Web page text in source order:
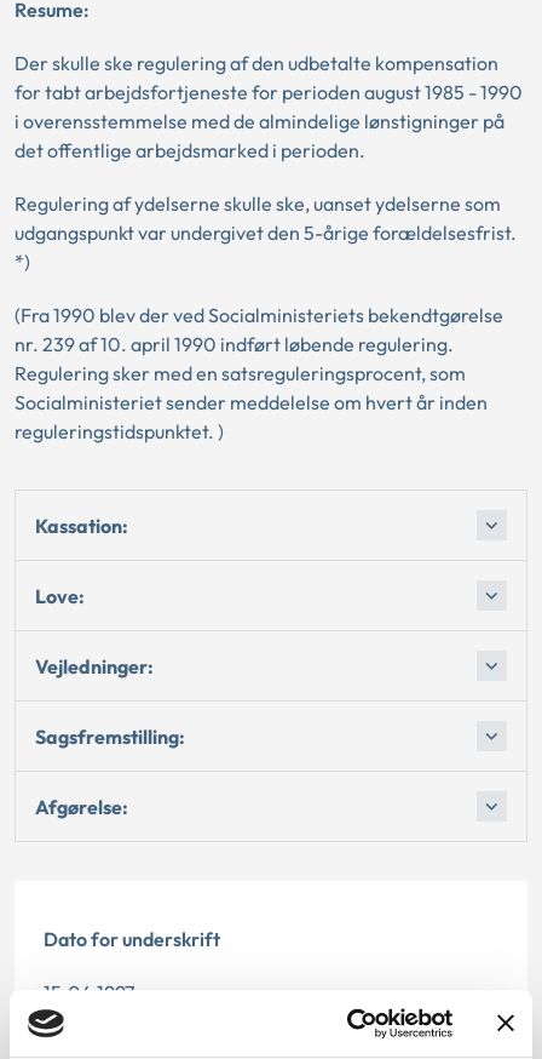
Resume:
Der skulle ske regulering af den udbetalte kompensation
for tabt arbejdsfortjeneste for perioden august 1985 - 1990
i overensstemmelse med de almindelige lønstigninger på
det offentlige arbejdsmarked i perioden.
Regulering af ydelserne skulle ske, uanset ydelserne som
udgangspunkt var undergivet den 5-årige forældelsesfrist.
*)
(Fra 1990 blev der ved Socialministeriets bekendtgørelse
nr. 239 af 10. april 1990 indført løbende regulering.
Regulering sker med en satsreguleringsprocent, som
Socialministeriet sender meddelelse om hvert år inden
reguleringstidspunktet. )
Kassation:
Love:
Vejledninger:
Sagsfremstilling:
Afgørelse:
Dato for underskrift
15.04.1997
Offentliggørelsesdato